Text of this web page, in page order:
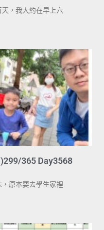
，我大約在早上六
365 Day3568
原本要去學生家裡